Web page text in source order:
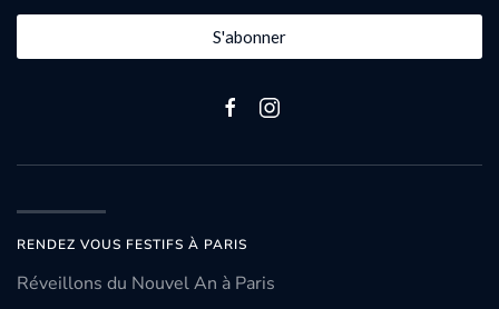
S'abonner
RENDEZ VOUS FESTIFS À PARIS
Réveillons du Nouvel An à Paris